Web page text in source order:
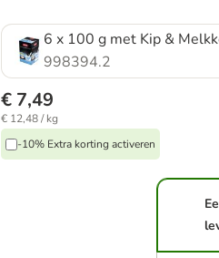
6 x 100 g met Kip &
998394.2
€ 7,49
€ 12,48 / kg
-10% Extra korting activeren